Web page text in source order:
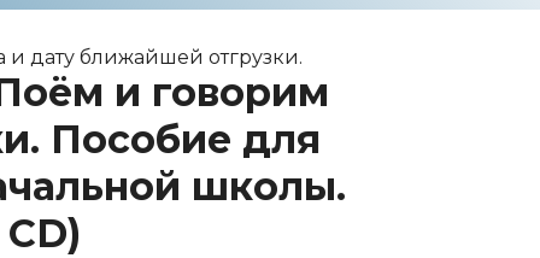
и дату ближайшей отгрузки.
и говорим
Пособие для
школы.